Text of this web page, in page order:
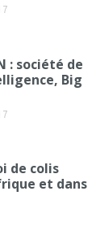
: société de
Big
de colis
et dans